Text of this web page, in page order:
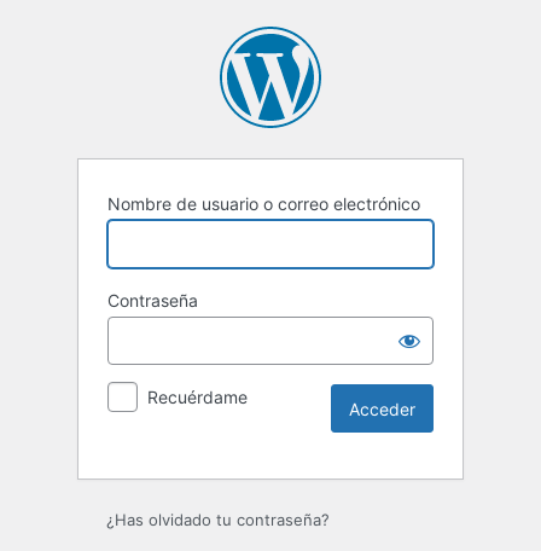
Nombre de usuario o correo electrónico
Contraseña
Recuérdame
¿Has olvidado tu contraseña?